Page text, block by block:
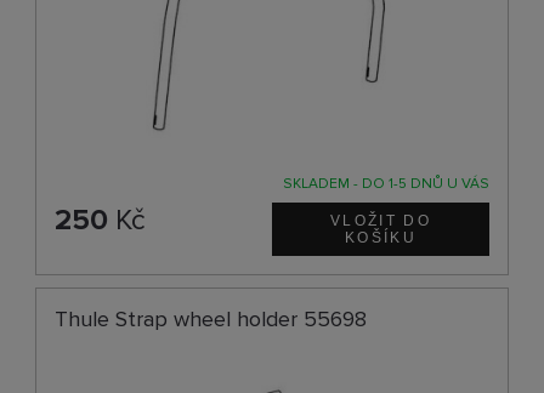
SKLADEM - DO 1-5 DNŮ U VÁS
250 Kč
Thule Strap wheel holder 55698